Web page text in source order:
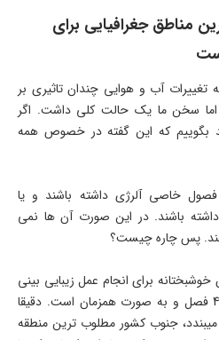
مناطق جغرافیایی برای
تغییرات آب و هوایی چندان تاثیری بر
اما سخن ما یک حالت کلی داشت. اگر
بگوییم که این گفته در خصوص همه
خاصی آلرژی داشته باشند و یا
باشند. در این صورت آن ها نمی
پس چاره چیست؟
برای انجام عمل زیبایی بینی
مطلوب است. ایران سرزمینی با 4 فصل و به صورت همزمان است. دقیقا
جنوب کشور مطلوب ترین منطقه